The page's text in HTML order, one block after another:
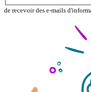
de recevoir des e-mails